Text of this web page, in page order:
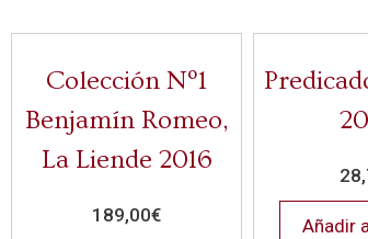
Colección Nº1
Benjamín Romeo,
La Liende 2016
189,00€ Añadir